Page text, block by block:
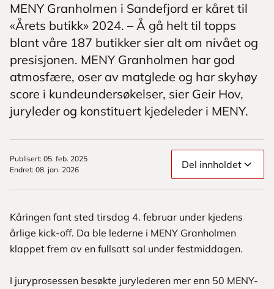
MENY Granholmen i Sandefjord er kåret til
«Årets butikk» 2024. – Å gå helt til topps
blant våre 187 butikker sier alt om nivået og
presisjonen. MENY Granholmen har god
atmosfære, oser av matglede og har skyhøy
score i kundeundersøkelser, sier Geir Hov,
juryleder og konstituert kjedeleder i MENY.
Publisert: 05. feb. 2025
Endret: 08. jan. 2026 Del innholdet
Kåringen fant sted tirsdag 4. februar under kjedens
årlige kick-off. Da ble lederne i MENY Granholmen
klappet frem av en fullsatt sal under festmiddagen.
I juryprosessen besøkte jurylederen mer enn 50 MENY-